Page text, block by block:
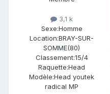
3,1 k
Sexe:Homme
Location:BRAY-SUR-
SOMME(80)
Classement:15/4
Raquette:Head
Modèle:Head youtek
radical MP